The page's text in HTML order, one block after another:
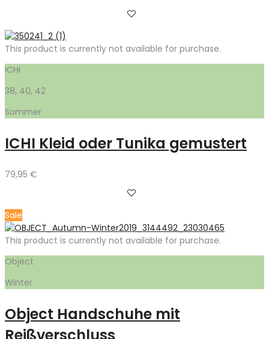
This product is currently not available for purchase.
ICHI
38, 40, 42
Sommer
ICHI Kleid oder Tunika gemustert
79,95 €
Sale
This product is currently not available for purchase.
Object
Winter
Object Handschuhe mit
Reißverschluss